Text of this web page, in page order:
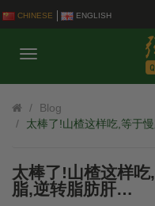
CHINESE ENGLISH
Blog
太棒了!山楂这样吃,等于
太棒了!山楂这样
脂,逆转脂肪肝…